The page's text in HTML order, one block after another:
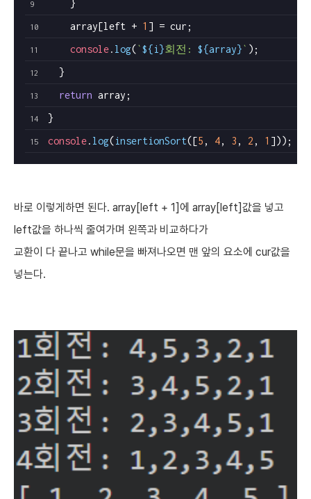
    }
    array[left +
1 ] = cur;
console. log(`${i}회전: ${array}` );
  }
return array;
}
console. log(insertionSort([5 , 4, 3 , 2 , 1 ]));
바로 이렇게하면 된다. array[left + 1]에 array[left]값을 넣고
left값을 하나씩 줄여가며 왼쪽과 비교하다가
교환이 다 끝나고 while문을 빠져나오면 맨 앞의 요소에 cur값을
넣는다.